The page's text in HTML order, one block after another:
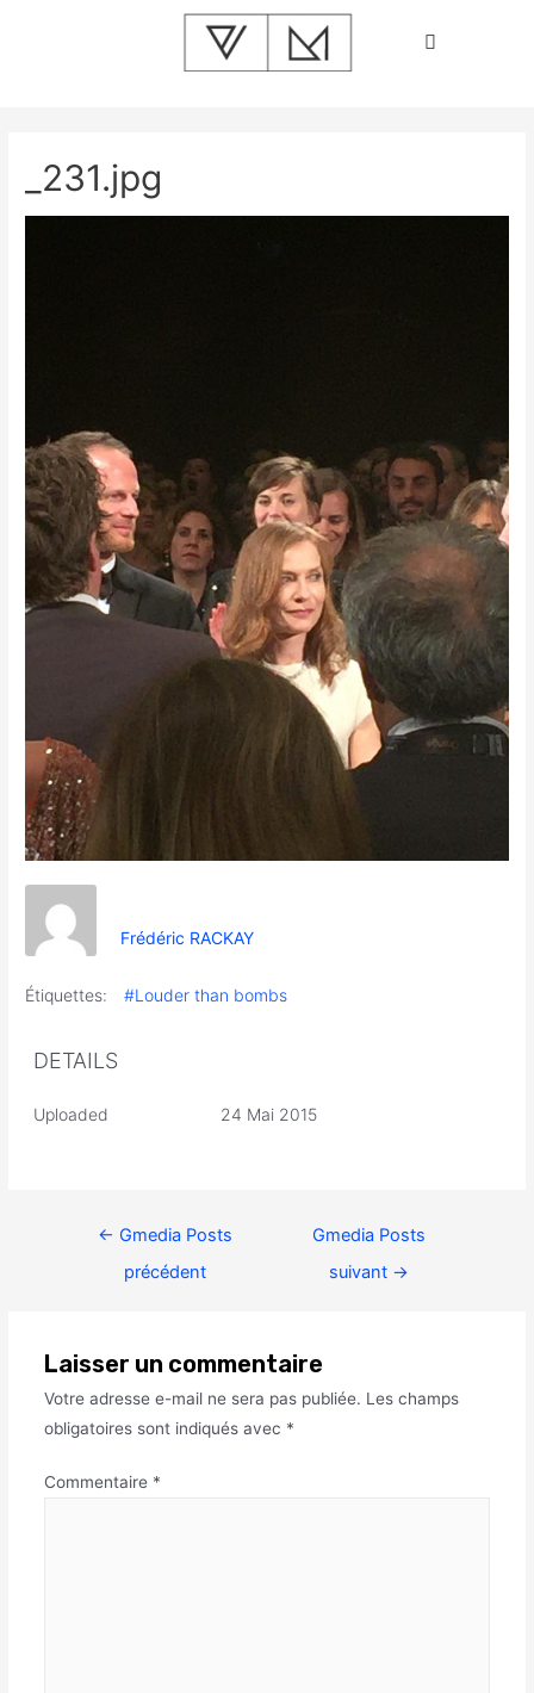
_231.jpg
Frédéric RACKAY
Étiquettes: #Louder than bombs
DETAILS
Uploaded 24 Mai 2015
← Gmedia Posts
précédent
Gmedia Posts
suivant →
Laisser un commentaire
Votre adresse e-mail ne sera pas publiée. Les champs
obligatoires sont indiqués avec *
Commentaire *